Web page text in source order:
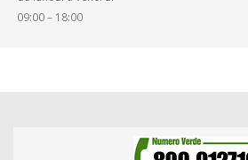
09:00 – 18:00